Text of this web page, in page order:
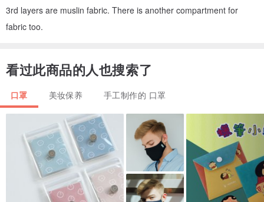
3rd layers are muslin fabric. There is another compartment for
fabric too.
看过此商品的人也搜索了
口罩 美妆保养 手工制作的 口罩